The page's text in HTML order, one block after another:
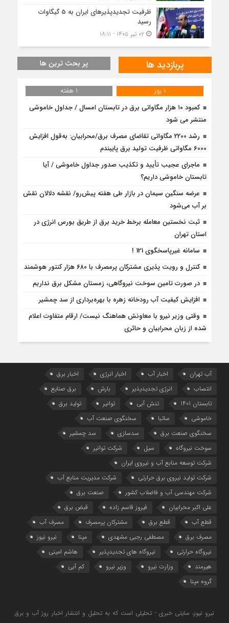
ظرفیت تجدیدپذیرهای ایران به 5 گیگاوات
رسید
۰۲ تیر ۱۴۰۵ - ۱۸:۱۱
پربازدید ها پر بحث ترین ها
1 روز
1 هفته
کمبود ۱۰ هزار مگاواتی برق در تابستان امسال / جداول خاموشی
منتشر می شود
رشد 2200 مگاواتی تقاضای مصرف برق/محرابیان: به‌قول افزایش
6000 مگاواتی ظرفیت تولید برق پایبندم
ماجرای عجیب تأیید و تکذیب صدور جداول خاموشی / آیا
تابستان خاموشی داریم؟
عرضه سنگین سیمان در بازار طی هفته پیش‌رو/ نقشه دلالان نقش
بر آب می‌شود
ثبت نخستین معامله برخط خرید برق از طریق بورس انرژی در
استان تهران
سامانه غیرپاسخگوی 121 !
کنترل و رویت پذیری مشترکان پرمصرف با ۶۸۰ هزار کنتور هوشمند
در صورت تامین سوخت نیروگاهی، زمستان مشکل برق نداریم
افزایش کیفیت آب رودخانه زهره با بهره‌برداری از سد چمشیر
وقتی وزیر نیرو با معاونش هماهنگ نیست/ ارقام متفاوت اعلام
شده از زبان محرابیان و حائری
آب تهران اخبار آب اخبار انرژی
اخبار برق
انتصاب
انرژی تجدیدپذیر بارش
برق صنایع
تابستان 1401
تنش آبی توانیر
تولید برق
خاموشی
ساتبا
سخنگوی صنعت آب
سخنگوی صنعت برق
سدسازی
سد چمشیر
سوخت نیروگاه
سیل
شرکت توانیر
شرکت توسعه منابع آب و نیروی ایران
شرکت تولید نیروی برق حرارتی
شرکت مدیریت منابع آب
شرکت مهندسی آب و فاضلاب کشور
صنعت برق
علی اکبر محرابیان
فیروز قاسم زاده
قبض برق
قطع آب
قطع برق مشترکان پرمصرف
مصرف آب
مصرف برق
مصطفی رجبی مشهدی مپنا
نیرو نیوز
نیروگاه حرارتی
نیروگاه‌ های تجدیدپذیر
هاشم امینی
هیرمند
وزارت نیرو وزیر نیرو
کم آبی
گروه مپنا
نیرو نیوز، سایتی خبری - تحلیلی است که به تحلیل و انتشار اخبار روز آب و برق